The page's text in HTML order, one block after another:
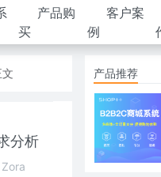
产品购
买
客户案
例
文
分析
Zora
产品推荐